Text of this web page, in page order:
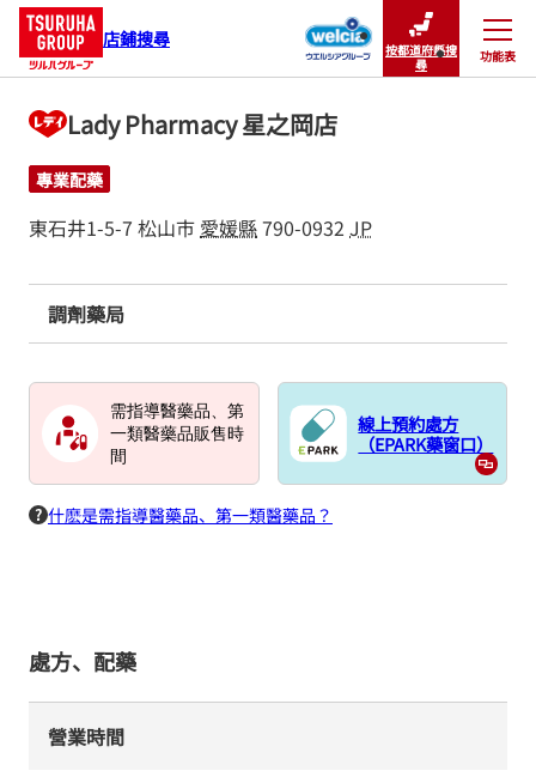
店鋪搜尋
按都道府縣搜
尋
功能表
關閉
Lady Pharmacy 星之岡店
專業配藥
東石井1-5-7 松山市 愛媛縣790-0932 JP
調劑藥局
需指導醫藥品、第
一類醫藥品販售時
間
線上預約處方
（EPARK藥窗口）
什麽是需指導醫藥品、第一類醫藥品？
處方、配藥
營業時間